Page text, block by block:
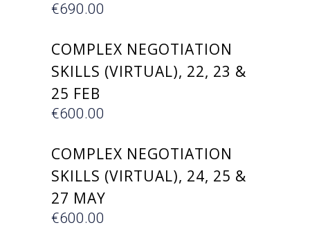
€690.00ΕΓΓΡΑΦΗ
COMPLEX NEGOTIATION
SKILLS (VIRTUAL), 22, 23 &
25 FEB
€600.00ΕΓΓΡΑΦΗ
COMPLEX NEGOTIATION
SKILLS (VIRTUAL), 24, 25 &
27 MAY
€600.00ΕΓΓΡΑΦΗ